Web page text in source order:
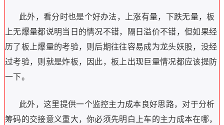
此外，看分时也是个好办法，上涨有量，下跌无量，板
上无爆量都说明当日的情况不错，隔日溢价不错，但如果经
历了板上爆量的考验，则后期往往容易成为龙头妖股，没经
过考验，则就是炸板，因此，板上出现巨量情况都应该提防
一下。
此外，这里提供一个监控主力成本良好思路，对于分析
筹码的交接意义重大，你必须先明白上车的主力成本在哪，